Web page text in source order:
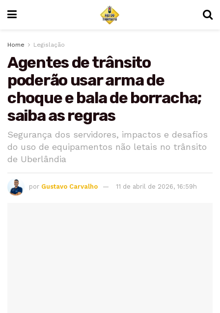
Home Legislação
Agentes de trânsito
poderão usar arma de
choque e bala de borracha;
saiba as regras
Segurança dos servidores, impactos e desafios
do uso de equipamentos não letais no trânsito
de Uberlândia
por Gustavo Carvalho 11 de abril de 2026, 16:59h